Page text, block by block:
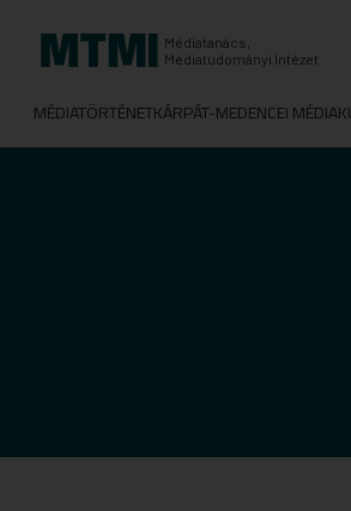
Médiatanács,
Médiatudományi Intézet
MÉDIATÖRTÉNETKÁRPÁT-MEDENCEI